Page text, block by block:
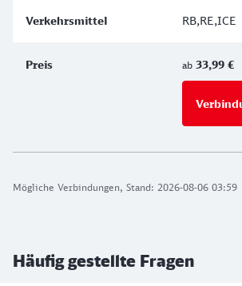
Mögliche Verbindungen, Stand: 2026-08-06 03:59
RB,RE,ICE
ab 33,99 €
Häufig gestellte Fragen